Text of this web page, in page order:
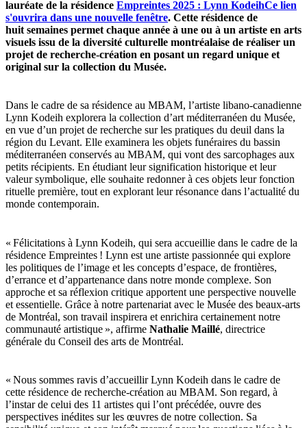
lauréate de la résidence Empreintes 2025 : Lynn KodeihCe lien
s'ouvrira dans une nouvelle fenêtre. Cette résidence de
huit semaines permet chaque année à une ou à un artiste en arts
visuels issu de la diversité culturelle montréalaise de réaliser un
projet de recherche-création en posant un regard unique et
original sur la collection du Musée.
Dans le cadre de sa résidence au MBAM, l’artiste libano-canadienne
Lynn Kodeih explorera la collection d’art méditerranéen du Musée,
en vue d’un projet de recherche sur les pratiques du deuil dans la
région du Levant. Elle examinera les objets funéraires du bassin
méditerranéen conservés au MBAM, qui vont des sarcophages aux
petits récipients. En étudiant leur signification historique et leur
valeur symbolique, elle souhaite redonner à ces objets leur fonction
rituelle première, tout en explorant leur résonance dans l’actualité du
monde contemporain.
« Félicitations à Lynn Kodeih, qui sera accueillie dans le cadre de la
résidence Empreintes ! Lynn est une artiste passionnée qui explore
les politiques de l’image et les concepts d’espace, de frontières,
d’errance et d’appartenance dans notre monde complexe. Son
approche et sa réflexion critique apportent une perspective nouvelle
et essentielle. Grâce à notre partenariat avec le Musée des beaux-arts
de Montréal, son travail inspirera et enrichira certainement notre
communauté artistique », affirme Nathalie Maillé, directrice
générale du Conseil des arts de Montréal.
« Nous sommes ravis d’accueillir Lynn Kodeih dans le cadre de
cette résidence de recherche-création au MBAM. Son regard, à
l’instar de celui des 11 artistes qui l’ont précédée, ouvre des
perspectives inédites sur les œuvres de notre collection. Sa